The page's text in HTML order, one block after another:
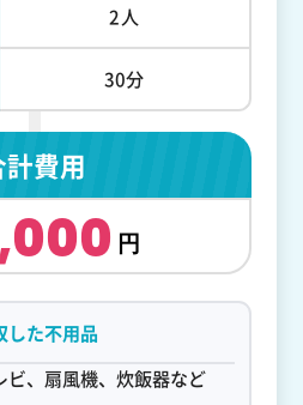
2人
30分
費用
した不用品
ビ、扇風機、炊飯器など